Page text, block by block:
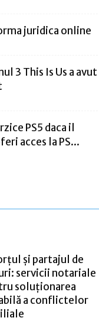
juridica online
3 This Is Us a avut
PS5 daca il
acces la PS...
și partajul de
servicii notariale
soluționarea
a conflictelor